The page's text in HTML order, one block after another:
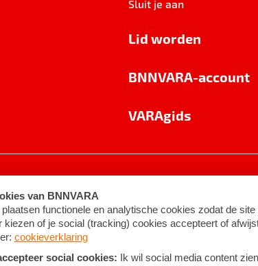
Sluit je aan
Lid worden
BNNVARA-account
VARAgids
Algemene voorwaarden ©2026BNNVARA